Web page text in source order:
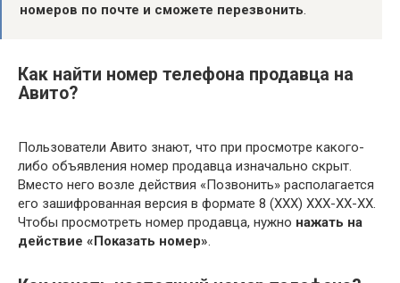
номеров по почте и сможете перезвонить.
Как найти номер телефона продавца на
Авито?
Пользователи Авито знают, что при просмотре какого-
либо объявления номер продавца изначально скрыт.
Вместо него возле действия «Позвонить» располагается
его зашифрованная версия в формате 8 (XXX) XXX-XX-XX.
Чтобы просмотреть номер продавца, нужно нажать на
действие «Показать номер».